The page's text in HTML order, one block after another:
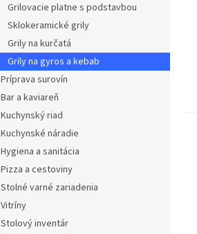
Grilovacie platne s podstavbou
Sklokeramické grily
Grily na kurčatá
Grily na gyros a kebab
Príprava surovín
Bar a kaviareň
Kuchynský riad
Kuchynské náradie
Hygiena a sanitácia
Pizza a cestoviny
Stolné varné zariadenia
Vitríny
Stolový inventár